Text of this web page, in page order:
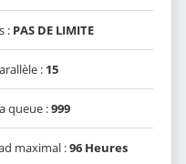
: PAS DE LIMITE
: 15
queue :999
maximal :96 Heures